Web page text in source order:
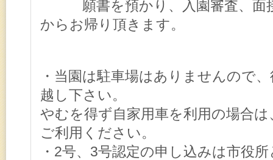
願書を預かり、入園審査、面
からお帰り頂きます。
・当園は駐車場はありませんので
越し下さい。
やむを得ず自家用車を利用の場合
ご利用ください。
・2号、3号認定の申し込みは市役